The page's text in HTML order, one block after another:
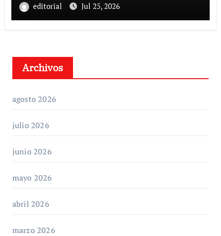
editorial Jul 25, 2026
Archivos
agosto 2026
julio 2026
junio 2026
mayo 2026
abril 2026
marzo 2026